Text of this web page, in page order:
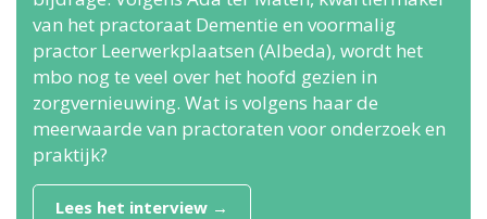
van het practoraat Dementie en voormalig
practor Leerwerkplaatsen (Albeda), wordt het
mbo nog te veel over het hoofd gezien in
zorgvernieuwing. Wat is volgens haar de
meerwaarde van practoraten voor onderzoek en
praktijk?
Lees het interview →